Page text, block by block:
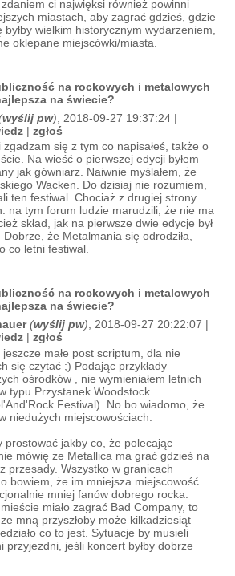
ci najwięksi również powinni
miastach, aby zagrać gdzieś, gdzie
wielkim historycznym wydarzeniem,
oklepane miejscówki/miasta.
na rockowych i metalowych
na świecie?
wyślij pw) , 2018-09-27 19:37:24 |
| zgłoś
zgadzam się z tym co napisałeś, także o
Na wieść o pierwszej edycji byłem
jak gówniarz. Naiwnie myślałem, że
Wacken. Do dzisiaj nie rozumiem,
ten festiwal. Chociaż z drugiej strony
na tym forum ludzie marudzili, że nie ma
skład, jak na pierwsze dwie edycje był
że Metalmania się odrodziła,
co letni festiwal.
na rockowych i metalowych
na świecie?
(wyślij pw) , 2018-09-27 20:22:07 |
| zgłoś
jeszcze małe post scriptum, dla nie
się czytać ;) Podając przykłady
ośrodków , nie wymieniałem letnich
typu Przystanek Woodstock
Festival). No bo wiadomo, że
niedużych miejscowościach.
prostować jakby co, że polecając
mówię że Metallica ma grać gdzieś na
przesady. Wszystko w granicach
bowiem, że im mniejsza miejscowość
mniej fanów dobrego rocka.
miało zagrać Bad Company, to
mną przyszłoby może kilkadziesiąt
co to jest. Sytuacje by musieli
przyjezdni, jeśli koncert byłby dobrze